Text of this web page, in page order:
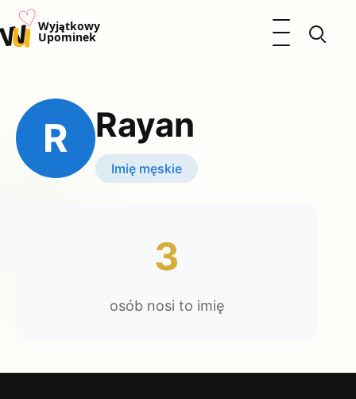
u♡Wyjątkowy
Upominek
Otwórz menu
Kalendarz Imienin
Kobieta
Okazje
Katalog prezentów
R Rayan
Imię męskie
3
osób nosi to imię